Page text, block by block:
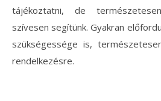
tájékoztatni, de
szívesen segítünk. Gyakran
szükségessége is,
rendelkezésre.